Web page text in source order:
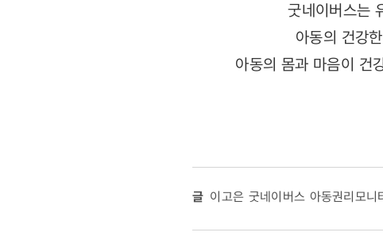
굿네이버스는
아동의 건강
아동의 몸과 마음이 건
글 이고은 굿네이버스 아동권리모니